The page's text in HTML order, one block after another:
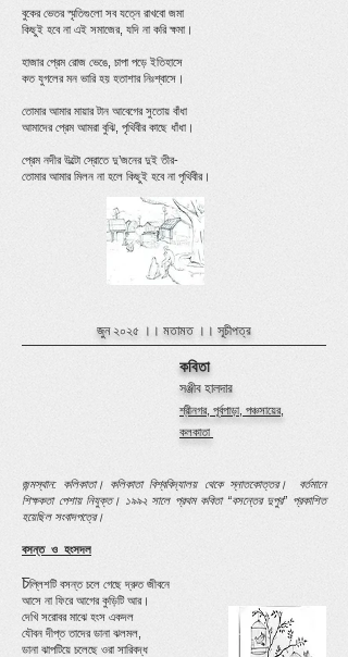
বুকের ভেতর স্মৃতিগুলো সব যত্নে রাখবো জমা
কিছুই হবে না এই সমাজের, যদি না করি ক্ষমা।
হাজার প্রেম র‌োজ ভেঙে, চাপা পড়ে ইতিহাসে
কত যুগলের মন ভারি হয় হতাশার নিঃশ্বাসে।
তোমার আমার মায়ার টান আবেগের সুতোয় বাঁধা
আমাদের প্রেম আমরা বুঝি, পৃথিবীর কাছে ধাঁধা।
প্রেম নদীর উল্টো স্রোতে দু’জনের দুই তীর-
তোমার আমার মিলন না হলে কিছুই হবে না পৃথিবীর।
জুন ২০২৫ ।। মতামত ।। সূচীপত্র
কবিতা
সঞ্জীব হালদার
শ্রীনগর, পূর্বপাড়া, পঞ্চসায়ের,
কলকাতা
জন্মস্থান: কলিকাতা। কলিকাতা বিশ্ববিদ্যালয় থেকে স্নাতকোত্তর। বর্তমানে
শিক্ষকতা পেশায় নিযুক্ত। ১৯৯২ সালে প্রথম কবিতা “বসন্তের দুপুর” প্রকাশিত
হয়েছিল সংবাদপত্রে।
বসন্ত ও হংসদল
চল্লিশটি বসন্ত চলে গেছে দ্রুত জীবনে
আসে না ফিরে আগের কুড়িটি আর।
দেখি সরোবর মাঝে হংস একদল
যৌবন দীপ্ত তাদের ডানা ঝলমল,
ডানা ঝাপটিয়ে চলেছে ওরা সারিবদ্ধ